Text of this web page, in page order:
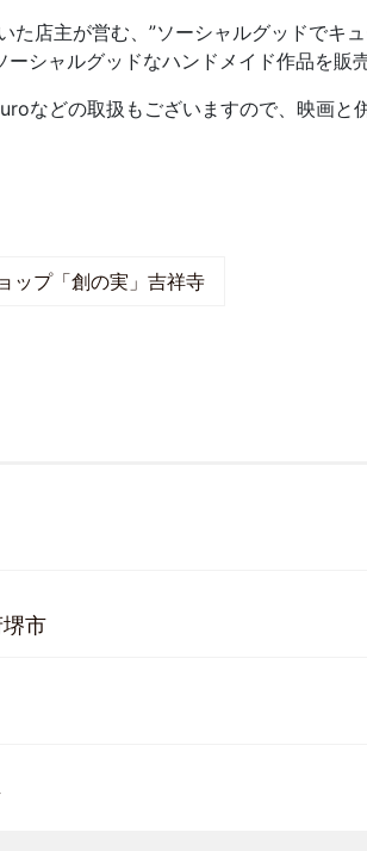
店主が営む、”ソーシャルグッドでキ
シャルグッドなハンドメイド作品を販
などの取扱もございますので、映画と
ップ「創の実」吉祥寺
市